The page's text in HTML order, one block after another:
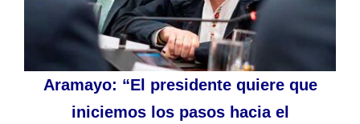
Aramayo: “El presidente quiere que
iniciemos los pasos hacia el